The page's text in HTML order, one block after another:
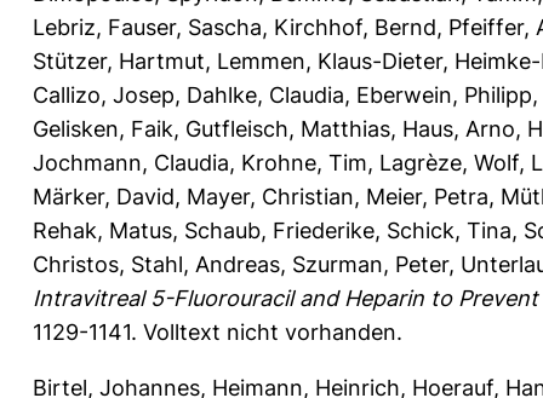
Lebriz, Fauser, Sascha, Kirchhof, Bernd, Pfeiffer,
Stützer, Hartmut, Lemmen, Klaus-Dieter,
Callizo, Josep, Dahlke, Claudia, Eberwein, Philipp,
Gelisken, Faik, Gutfleisch, Matthias, Haus, Arno,
Jochmann, Claudia, Krohne, Tim, Lagrèze, Wolf,
Märker, David, Mayer, Christian, Meier, Petra,
Rehak, Matus, Schaub, Friederike, Schick, Tina,
Christos, Stahl, Andreas, Szurman, Peter,
Intravitreal 5-Fluorouracil and Heparin to
1129-1141. Volltext nicht vorhanden.
Birtel, Johannes, Heimann, Heinrich, Hoerauf,